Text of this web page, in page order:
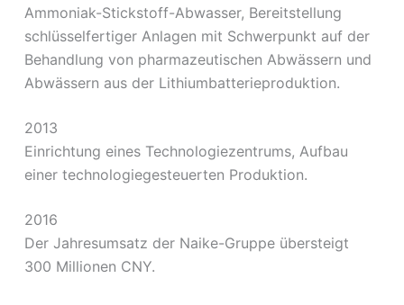
Ammoniak-Stickstoff-Abwasser, Bereitstellung
schlüsselfertiger Anlagen mit Schwerpunkt auf der
Behandlung von pharmazeutischen Abwässern und
Abwässern aus der Lithiumbatterieproduktion.
2013
Einrichtung eines Technologiezentrums, Aufbau
einer technologiegesteuerten Produktion.
2016
Der Jahresumsatz der Naike-Gruppe übersteigt
300 Millionen CNY.